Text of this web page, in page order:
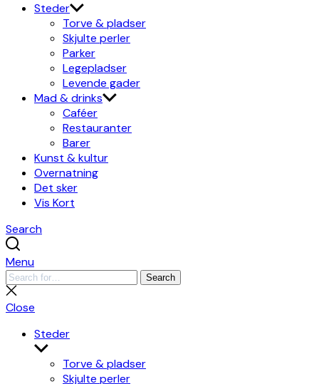
Steder
Torve & pladser
Skjulte perler
Parker
Legepladser
Levende gader
Mad & drinks
Caféer
Restauranter
Barer
Kunst & kultur
Overnatning
Det sker
Vis Kort
Search
Menu
Search
for:
Search
Close
search
Close
Steder
Show
sub
menu
Torve & pladser
Skjulte perler